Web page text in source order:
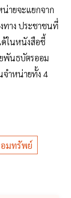
ายจะแยกจาก
ทาง ประชาชนที่
ด้ในหนังสือชี้
พันธบัตรออม
ำหน่ายทั้ง 4
มทรัพย์